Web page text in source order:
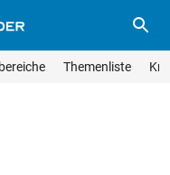
ThemenlisteSuche